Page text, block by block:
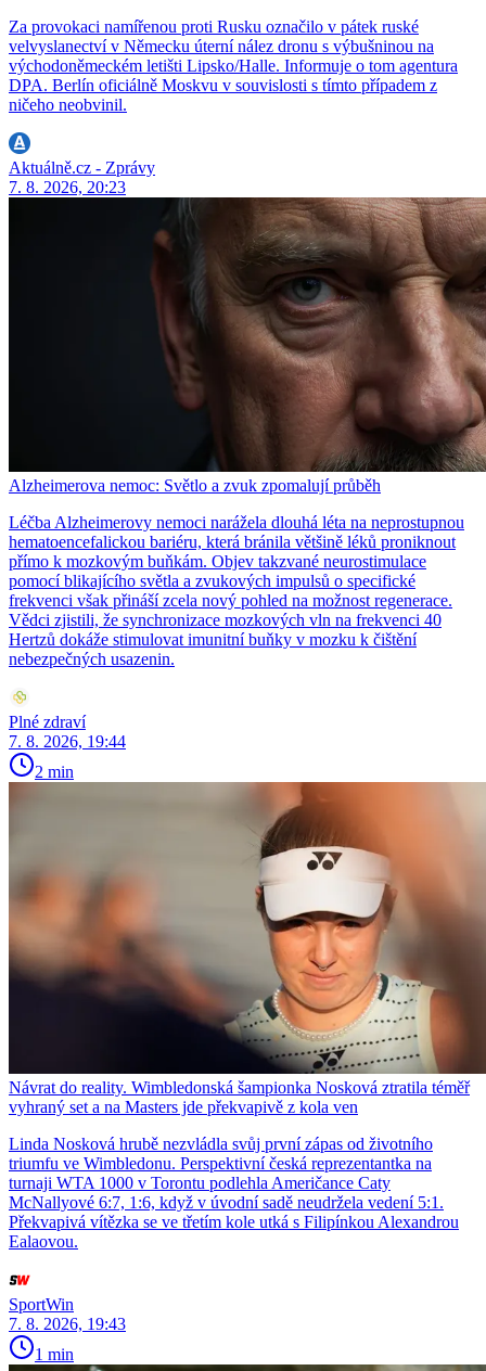
Za provokaci namířenou proti Rusku označilo v pátek ruské
velvyslanectví v Německu úterní nález dronu s výbušninou na
východoněmeckém letišti Lipsko/Halle. Informuje o tom agentura
DPA. Berlín oficiálně Moskvu v souvislosti s tímto případem z
ničeho neobvinil.
Aktuálně.cz - Zprávy
7. 8. 2026, 20:23
Alzheimerova nemoc: Světlo a zvuk zpomalují průběh
Léčba Alzheimerovy nemoci narážela dlouhá léta na neprostupnou
hematoencefalickou bariéru, která bránila většině léků proniknout
přímo k mozkovým buňkám. Objev takzvané neurostimulace
pomocí blikajícího světla a zvukových impulsů o specifické
frekvenci však přináší zcela nový pohled na možnost regenerace.
Vědci zjistili, že synchronizace mozkových vln na frekvenci 40
Hertzů dokáže stimulovat imunitní buňky v mozku k čištění
nebezpečných usazenin.
Plné zdraví
7. 8. 2026, 19:44
2 min
Návrat do reality. Wimbledonská šampionka Nosková ztratila téměř
vyhraný set a na Masters jde překvapivě z kola ven
Linda Nosková hrubě nezvládla svůj první zápas od životního
triumfu ve Wimbledonu. Perspektivní česká reprezentantka na
turnaji WTA 1000 v Torontu podlehla Američance Caty
McNallyové 6:7, 1:6, když v úvodní sadě neudržela vedení 5:1.
Překvapivá vítězka se ve třetím kole utká s Filipínkou Alexandrou
Ealaovou.
SportWin
7. 8. 2026, 19:43
1 min